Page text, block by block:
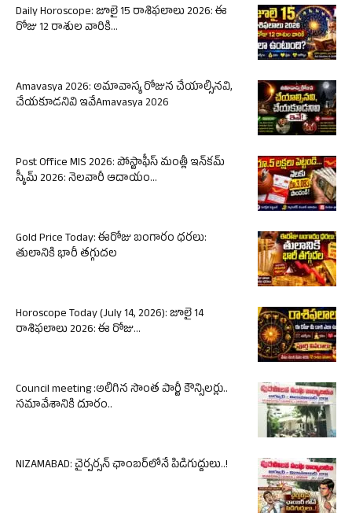
Daily Horoscope: జూలై 15 రాశిఫలాలు 2026: ఈ
రోజు 12 రాశుల వారికి...
Amavasya 2026: అమావాస్య రోజున చేయాల్సినవి,
చేయకూడనివి ఇవేAmavasya 2026
Post Office MIS 2026: పోస్టాఫీస్ మంత్లీ ఇన్‌కమ్
స్కీమ్ 2026: నెలవారీ ఆదాయం...
Gold Price Today: ఈరోజు బంగారం ధరలు:
తులానికి భారీ తగ్గుదల
Horoscope Today (July 14, 2026): జూలై 14
రాశిఫలాలు 2026: ఈ రోజు...
Council meeting :అలిగిన సొంత పార్టీ కౌన్సిలర్లు..
సమావేశానికి దూరం..
NIZAMABAD: చైర్పర్సన్ ఛాంబర్‌లోనే పిడిగుద్దులు..!